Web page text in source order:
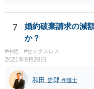
での話し合い）、裁判離婚
あります。 離婚を希望する
同士で話し合いをすること
ることから始めてください
ることも考えられます。 話
のような条件で離婚するか
り、 財産分与等のために必
れば、ご依頼になるかは別に
7
婚約破棄請求の減
か？
#中絶 #セックスレス
2021年9月28日
和田 史郎 弁護士